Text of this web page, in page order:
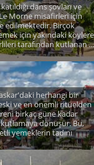
dans şovları ve
Morne misafirleri için
edilmektedir. Birçok
için yakındaki köylere
tarafından kutlanan ...
herhangi bir
ve en önemli ritüelden
birkaç güne kadar
dönüşür. Bu,
yemeklerin tadını